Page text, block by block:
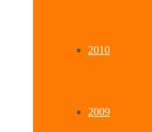
2010
2009